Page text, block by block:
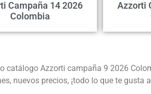
Campaña 14 2026
Colombia
Azzorti
catálogo Azzorti campaña 9 2026
nuevos precios, ¡todo lo que te gusta